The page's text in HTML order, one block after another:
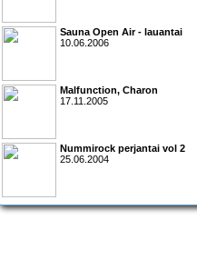
Sauna Open Air - lauantai
10.06.2006
Malfunction, Charon
17.11.2005
Nummirock perjantai vol 2
25.06.2004